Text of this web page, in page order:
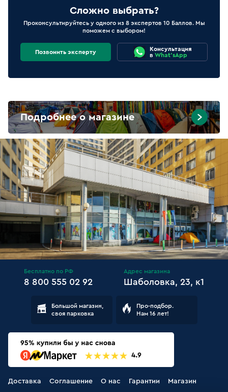
Сложно выбрать?
Проконсультируйтесь у одного из 8 экспертов 10 Баллов. Мы
поможем с выбором!
Позвонить эксперту
Консультация
в What'sApp
Подробнее о магазине
Бесплатно по РФ
8 800 555 02 92
Адрес магазина
Шаболовка, 23, к1
Большой магазин,
своя парковка
Про-подбор.
Нам 16 лет!
Доставка Соглашение О нас Гарантии Магазин